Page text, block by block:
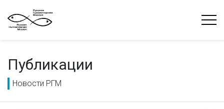
Публикации
Новости РГМ